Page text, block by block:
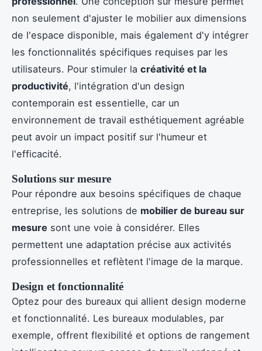
non seulement d'ajuster le mobilier aux dimensions
de l'espace disponible, mais également d'y intégrer
les fonctionnalités spécifiques requises par les
utilisateurs. Pour stimuler la créativité et la
productivité, l'intégration d'un design
contemporain est essentielle, car un
environnement de travail esthétiquement agréable
peut avoir un impact positif sur l'humeur et
l'efficacité.
Solutions sur mesure
Pour répondre aux besoins spécifiques de chaque
entreprise, les solutions de mobilier de bureau sur
mesure sont une voie à considérer. Elles
permettent une adaptation précise aux activités
professionnelles et reflètent l'image de la marque.
Design et fonctionnalité
Optez pour des bureaux qui allient design moderne
et fonctionnalité. Les bureaux modulables, par
exemple, offrent flexibilité et options de rangement